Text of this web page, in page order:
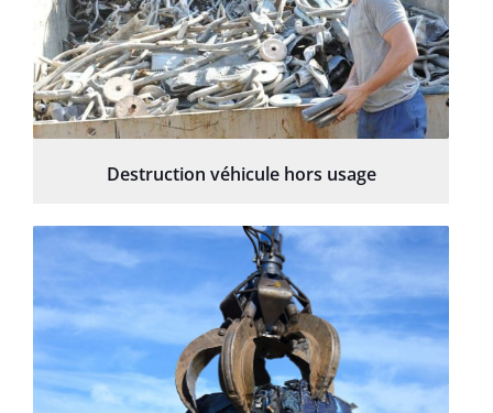
Destruction véhicule hors usage